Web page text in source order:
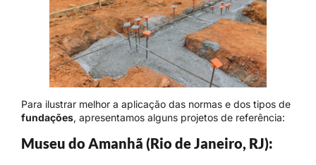
Para ilustrar melhor a aplicação das normas e dos tipos de
fundações, apresentamos alguns projetos de referência:
Museu do Amanhã (Rio de Janeiro, RJ):